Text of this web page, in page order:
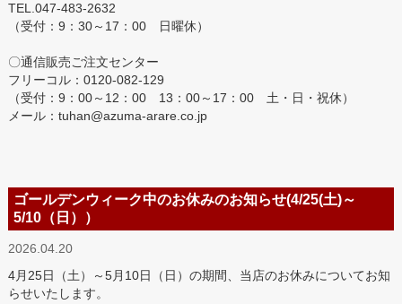
TEL.047-483-2632
（受付：9：30～17：00 日曜休）
〇通信販売ご注文センター
フリーコル：0120-082-129
（受付：9：00～12：00 13：00～17：00 土・日・祝休）
メール：tuhan@azuma-arare.co.jp
ゴールデンウィーク中のお休みのお知らせ(4/25(土)～
5/10（日））
2026.04.20
4月25日（土）～5月10日（日）の期間、当店のお休みについてお知
らせいたします。